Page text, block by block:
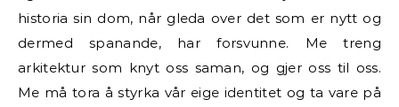
historia sin dom, når gleda over det som er nytt og
dermed spanande, har forsvunne. Me treng
arkitektur som knyt oss saman, og gjer oss til oss.
Me må tora å styrka vår eige identitet og ta vare på